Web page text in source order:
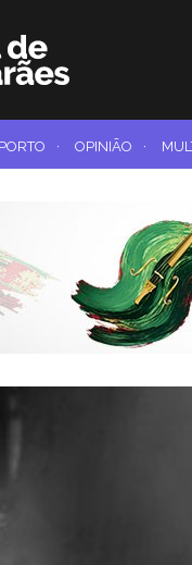
· OPINIÃO ·